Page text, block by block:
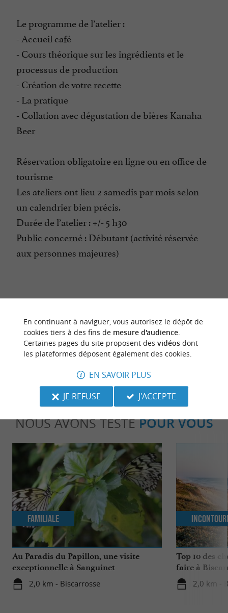
Le programme de l’atelier :
- Accueil café
- Cours théorique sur les ingrédients et le
processus de production
- Création de votre recette
- La pratique
- Collation avec dégustation de bières Kanaha
Beer
Réservation obligatoire en ligne ou en office de
tourisme
Les ateliers ont lieu 2 samedis par mois selon
un calendrier bien précis.
Durée de l’atelier : +/- 5 h30
Public concerné : Débutant (activité réservée
aux personnes majeures)
dernière mise à jour :06/07/2026 à 12:41:44
Source :Sirtaqui -Crédit photo :Kanaha beer -CC BY-
NOUS AVONS TESTÉPOUR VOUS
Au Paradis du Papillon, une visite
exceptionnelle à Sanguinet
2,0 km - Biscarrosse
Familiale
Top 10 des
faire à
2,0 km -
En continuant à naviguer, vous autorisez le dépôt de
cookies tiers à des fins de mesure d'audience.
Certaines pages du site proposent des vidéosdont
les plateformes déposent également des cookies.
EN SAVOIR PLUS
JE REFUSE
J'ACCEPTE